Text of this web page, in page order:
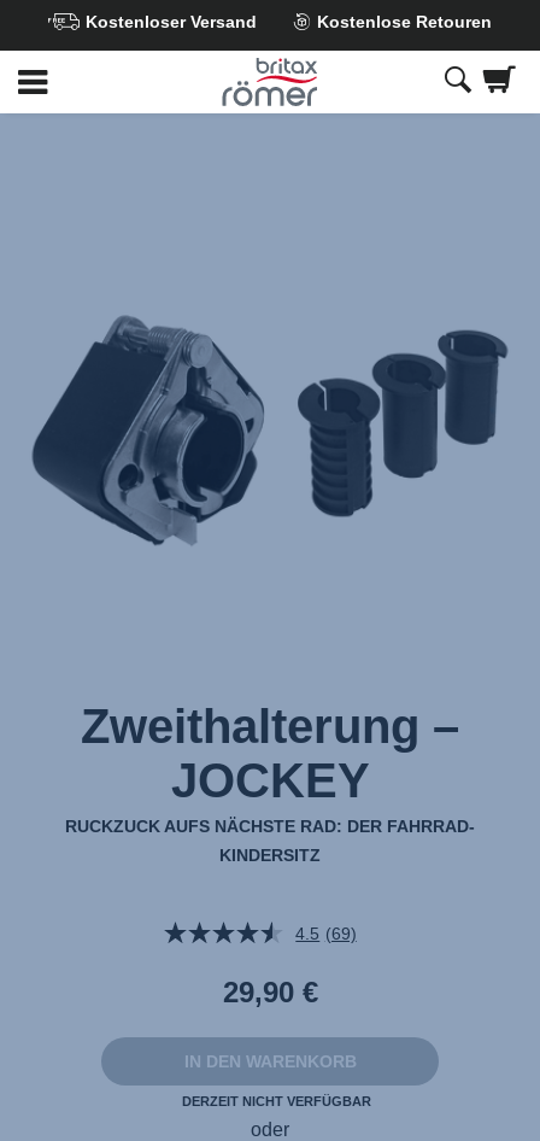
Hauptinhalt
springen
Kostenloser Versand Kostenlose Retouren
Zweithalterung –
JOCKEY
RUCKZUCK AUFS NÄCHSTE RAD: DER FAHRRAD-
KINDERSITZ
4.5 69
derselben
Seite.
(69)
29,90 €
IN DEN WARENKORB
DERZEIT NICHT VERFÜGBAR
oder